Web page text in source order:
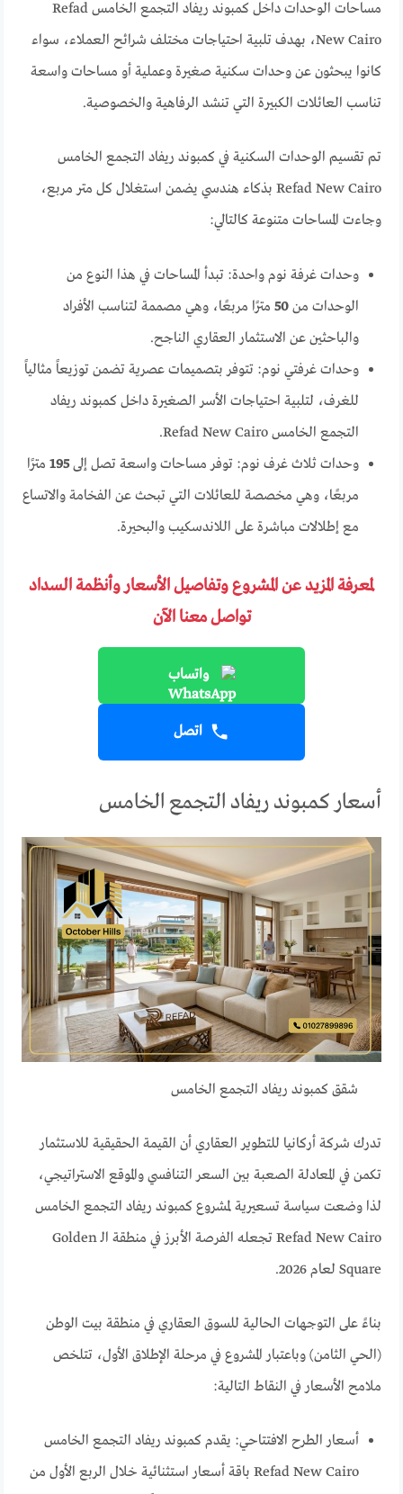
مساحات الوحدات داخل كمبوند ريفاد التجمع الخامس Refad
New Cairo، بهدف تلبية احتياجات مختلف شرائح العملاء، سواء
كانوا يبحثون عن وحدات سكنية صغيرة وعملية أو مساحات واسعة
تناسب العائلات الكبيرة التي تنشد الرفاهية والخصوصية.
تم تقسيم الوحدات السكنية في كمبوند ريفاد التجمع الخامس
Refad New Cairo بذكاء هندسي يضمن استغلال كل متر مربع،
وجاءت المساحات متنوعة كالتالي:
وحدات غرفة نوم واحدة: تبدأ المساحات في هذا النوع من
الوحدات من50 مترًا مربعًا، وهي مصممة لتناسب الأفراد
والباحثين عن الاستثمار العقاري الناجح.
وحدات غرفتي نوم: تتوفر بتصميمات عصرية تضمن توزيعاً مثالياً
للغرف، لتلبية احتياجات الأسر الصغيرة داخل كمبوند ريفاد
التجمع الخامس Refad New Cairo.
وحدات ثلاث غرف نوم: توفر مساحات واسعة تصل إلى195 مترًا
مربعًا، وهي مخصصة للعائلات التي تبحث عن الفخامة والاتساع
مع إطلالات مباشرة على اللاندسكيب والبحيرة.
لمعرفة المزيد عن المشروع وتفاصيل الأسعار وأنظمة السداد
تواصل معنا الآن
واتساب
اتصل
أسعار كمبوند ريفاد التجمع الخامس
شقق كمبوند ريفاد التجمع الخامس
تدرك شركة أركانيا للتطوير العقاري أن القيمة الحقيقية للاستثمار
تكمن في المعادلة الصعبة بين السعر التنافسي والموقع الاستراتيجي،
لذا وضعت سياسة تسعيرية لمشروع كمبوند ريفاد التجمع الخامس
Refad New Cairo تجعله الفرصة الأبرز في منطقة الـ Golden
Square لعام 2026.
بناءً على التوجهات الحالية للسوق العقاري في منطقة بيت الوطن
(الحي الثامن) وباعتبار المشروع في مرحلة الإطلاق الأول، تتلخص
ملامح الأسعار في النقاط التالية:
أسعار الطرح الافتتاحي: يقدم كمبوند ريفاد التجمع الخامس
Refad New Cairo باقة أسعار استثنائية خلال الربع الأول من